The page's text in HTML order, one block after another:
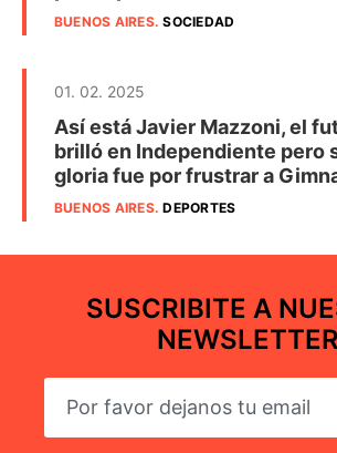
BUENOS AIRES.SOCIEDAD
01. 02. 2025
Así está Javier Mazzoni, el
brilló en Independiente pero
gloria fue por frustrar a
BUENOS AIRES.DEPORTES
SUSCRIBITE A
NEWSLETTER